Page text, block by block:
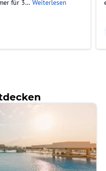
für 3… Weiterlesen